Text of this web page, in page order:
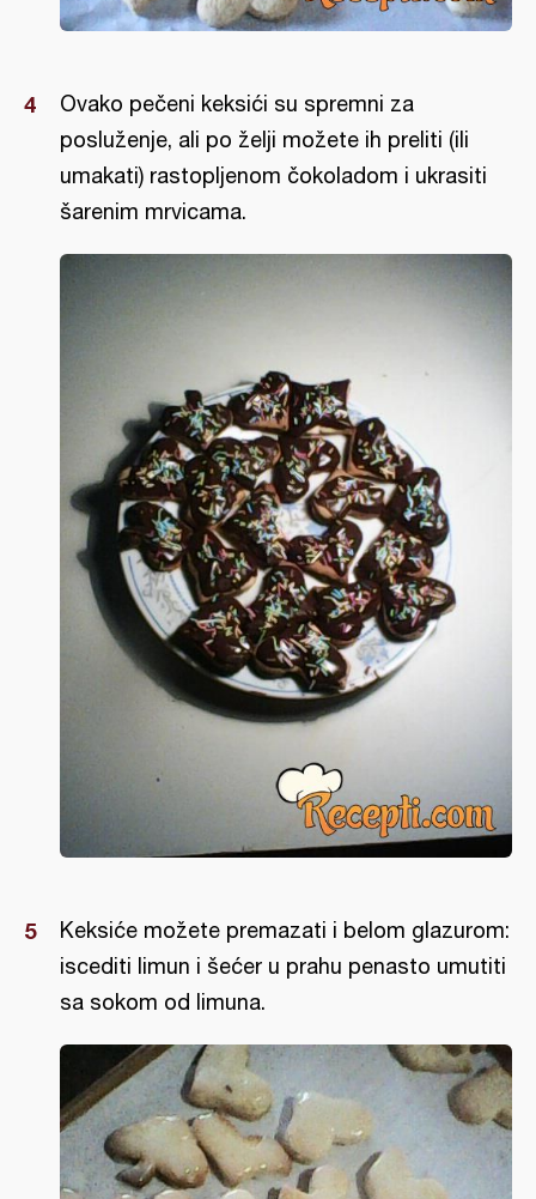
Ovako pečeni keksići su spremni za
posluženje, ali po želji možete ih preliti (ili
umakati) rastopljenom čokoladom i ukrasiti
šarenim mrvicama.
Keksiće možete premazati i belom glazurom:
iscediti limun i šećer u prahu penasto umutiti
sa sokom od limuna.